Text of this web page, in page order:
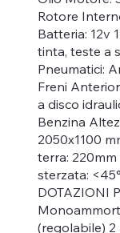
Rotore
Batteria: 12v
tinta, teste a
Pneumatici:
Freni
a disco
Benzina
2050x1100
terra:
sterzata:
DOTAZIONI
(regolabile)